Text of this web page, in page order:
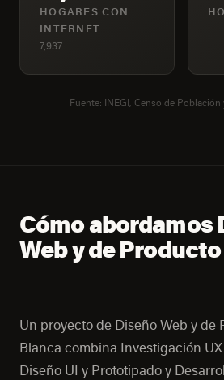
HOGARES CON
INTERNET
7,937
Fuente: INEGI, Censo de Población
Cómo abordamos
Web y de Producto
Un proyecto de Diseño Web y de
Blanca combina Investigación
Diseño UI y Prototipado y